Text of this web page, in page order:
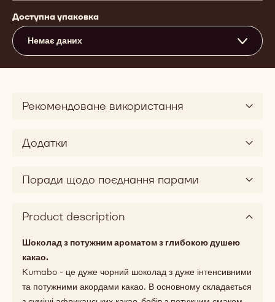
Доступна упаковка
Немає даних
Рекомендоване використання
Додатки
Поради щодо поєднання парами
Product description
Шоколад з потужним ароматом з глибокою душею
какао.
Kumabo - це дуже чорний шоколад з дуже інтенсивними
та потужними акордами какао. В основному складається